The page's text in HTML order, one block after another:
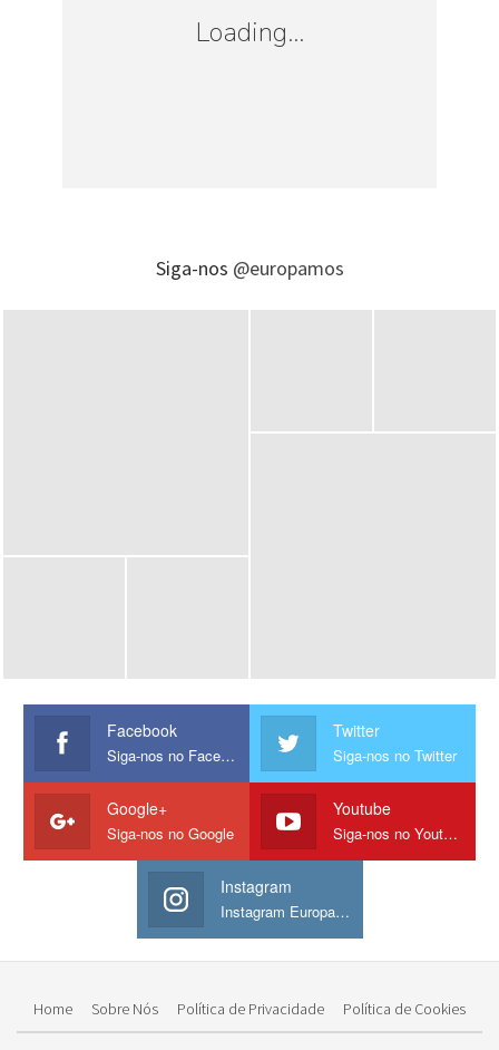
Loading...
Siga-nos @europamos
Facebook
Siga-nos no Facebook
Twitter
Siga-nos no Twitter
Google+
Siga-nos no Google
Youtube
Siga-nos no Youtube
Instagram
Instagram Europamos
Home Sobre Nós Política de Privacidade Política de Cookies